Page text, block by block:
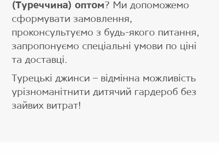
(Туреччина) оптом? Ми допоможемо
сформувати замовлення,
проконсультуємо з будь-якого питання,
запропонуємо спеціальні умови по ціні
та доставці.
Турецькі джинси – відмінна можливість
урізноманітнити дитячий гардероб без
зайвих витрат!